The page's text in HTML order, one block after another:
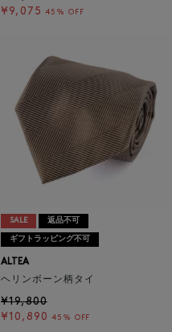
¥9,075 45% OFF
SALE 返品不可
ギフトラッピング不可
ALTEA
ヘリンボーン柄タイ
¥19,800
¥10,890 45% OFF